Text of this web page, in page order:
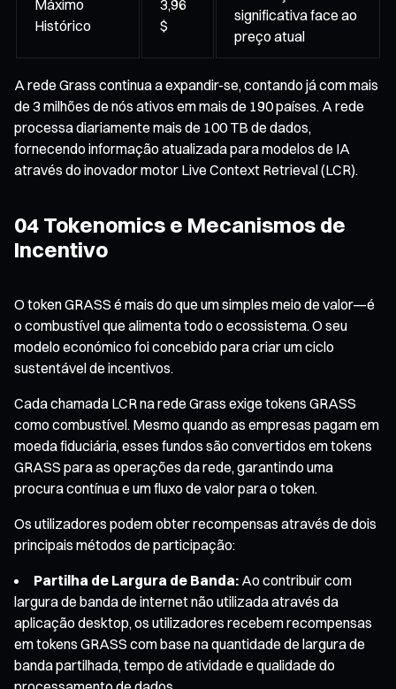
Máximo
Histórico
3,96
$
significativa face ao
preço atual
A rede Grass continua a expandir-se, contando já com mais
de 3 milhões de nós ativos em mais de 190 países. A rede
processa diariamente mais de 100 TB de dados,
fornecendo informação atualizada para modelos de IA
através do inovador motor Live Context Retrieval (LCR).
04 Tokenomics e Mecanismos de
Incentivo
O token GRASS é mais do que um simples meio de valor—é
o combustível que alimenta todo o ecossistema. O seu
modelo económico foi concebido para criar um ciclo
sustentável de incentivos.
Cada chamada LCR na rede Grass exige tokens GRASS
como combustível. Mesmo quando as empresas pagam em
moeda fiduciária, esses fundos são convertidos em tokens
GRASS para as operações da rede, garantindo uma
procura contínua e um fluxo de valor para o token.
Os utilizadores podem obter recompensas através de dois
principais métodos de participação:
Partilha de Largura de Banda: Ao contribuir com
largura de banda de internet não utilizada através da
aplicação desktop, os utilizadores recebem recompensas
em tokens GRASS com base na quantidade de largura de
banda partilhada, tempo de atividade e qualidade do